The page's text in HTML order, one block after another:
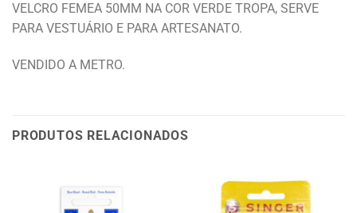
VELCRO FEMEA 50MM NA COR VERDE TROPA, SERVE
PARA VESTUÁRIO E PARA ARTESANATO.
VENDIDO A METRO.
PRODUTOS RELACIONADOS